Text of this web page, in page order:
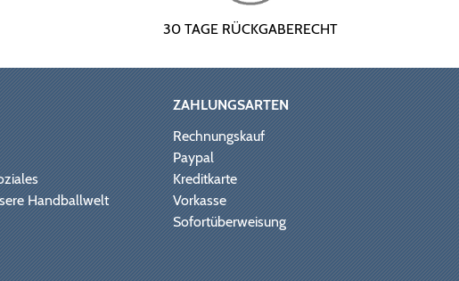
30 TAGE RÜCKGABERECHT
Handballwelt
ZAHLUNGSARTEN
Rechnungskauf
Paypal
Kreditkarte
Vorkasse
Sofortüberweisung